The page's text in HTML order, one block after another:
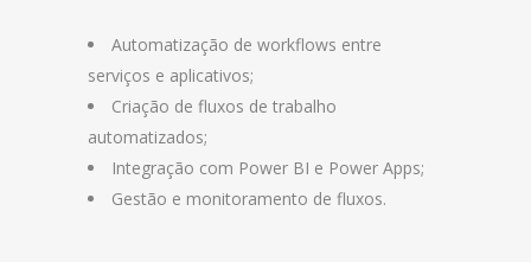
Automatização de workflows entre
serviços e aplicativos;
Criação de fluxos de trabalho
automatizados;
Integração com Power BI e Power Apps;
Gestão e monitoramento de fluxos.